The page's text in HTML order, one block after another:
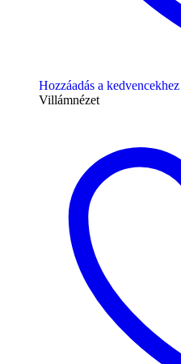
Hozzáadás a kedvencekhez
Villámnézet